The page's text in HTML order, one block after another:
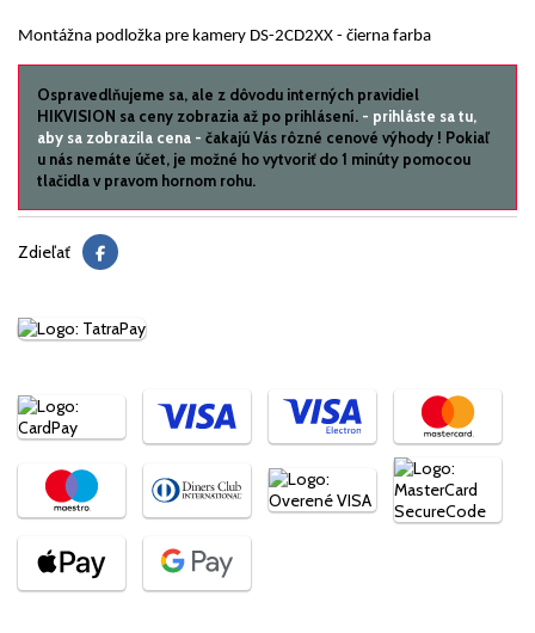
Montážna podložka pre kamery DS-2CD2XX - čierna farba
Ospravedlňujeme sa, ale z dôvodu interných pravidiel
HIKVISION sa ceny zobrazia až po prihlásení. - prihláste sa tu,
aby sa zobrazila cena - čakajú Vás rôzné cenové výhody ! Pokiaľ
u nás nemáte účet, je možné ho vytvoriť do 1 minúty pomocou
tlačidla v pravom hornom rohu.
Zdieľať